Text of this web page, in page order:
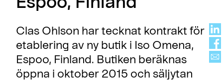
Clas Ohlson har tecknat kontrakt för
etablering av ny butik i Iso Omena,
Espoo, Finland. Butiken beräknas
öppna i oktober 2015 och säljytan